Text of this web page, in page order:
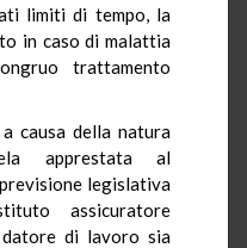
limiti di tempo, la
in caso di malattia
trattamento
causa della natura
apprestata al
legislativa
assicuratore
di lavoro sia